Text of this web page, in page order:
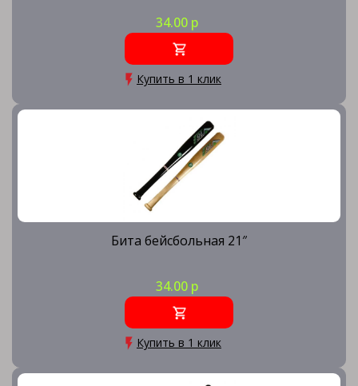
34.00 р
Купить в 1 клик
Бита бейсбольная 21″
34.00 р
Купить в 1 клик